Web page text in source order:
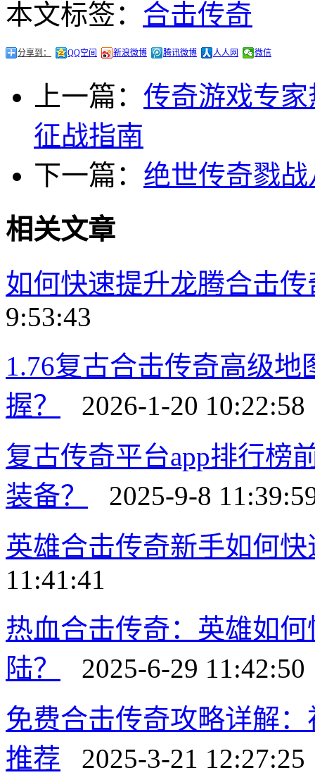
本文标签： 合击传奇
分享到： QQ空间 新浪微博 腾讯微博 人人网 微信
上一篇： 传奇游戏专
征战指南
下一篇： 绝世传奇戮
相关文章
如何快速提升龙腾合击
9:53:43
1.76复古合击传奇高级
握？
2026-1-20 10:22:58
复古传奇平台app排行榜
装备？
2025-9-8
英雄合击传奇新手如何
11:41:41
热血合击传奇：英雄如
陆？
2025-6-29 11:42:50
免费合击传奇攻略详解
推荐 2025-3-21 12:27:25